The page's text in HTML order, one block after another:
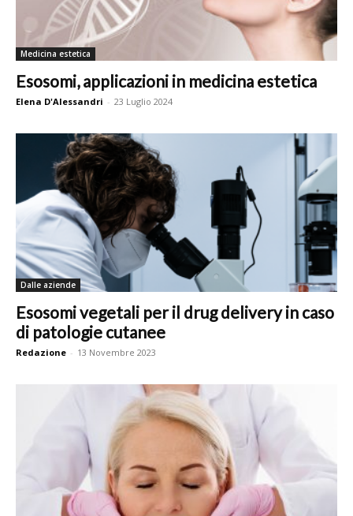
Medicina estetica
Esosomi, applicazioni in medicina estetica
Elena D'Alessandri - 23 Luglio 2024
Dalle aziende
Esosomi vegetali per il drug delivery in caso
di patologie cutanee
Redazione - 13 Novembre 2023